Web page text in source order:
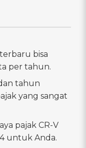
bisa
per tahun.
tahun
yang sangat
pajak CR-V
untuk Anda.